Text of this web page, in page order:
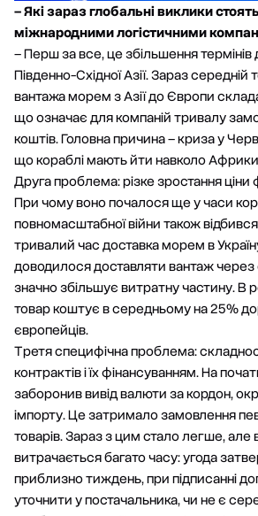
– Які зараз глобальні виклики
міжнародними логістичними
– Перш за все, це збільшення термінів
Південно-Східної Азії. Зараз середній
вантажа морем з Азії до Європи
що означає для компаній тривалу
коштів. Головна причина – криза у
що кораблі мають йти навколо
Друга проблема: різке зростання ціни
При чому воно почалося ще у часи
повномасштабної війни також
тривалий час доставка морем в
доводилося доставляти вантаж через
значно збільшує витратну частину. В
товар коштує в середньому на 25%
європейців.
Третя специфічна проблема:
контрактів і їх фінансуванням. На
заборонив вивід валюти за кордон,
імпорту. Це затримало замовлення
товарів. Зараз з цим стало легше, але
витрачається багато часу: угода
приблизно тиждень, при підписанні
уточнити у постачальника, чи не є